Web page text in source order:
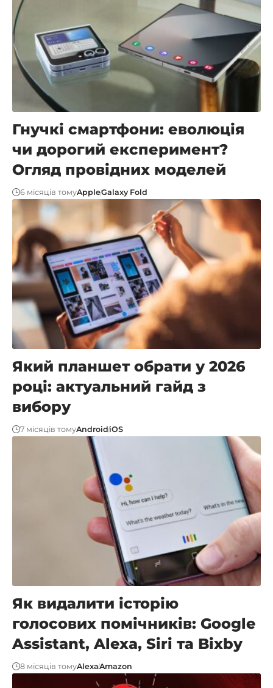
Гнучкі смартфони: еволюція
чи дорогий експеримент?
Огляд провідних моделей
6 місяців томуAppleGalaxy Fold
Який планшет обрати у 2026
році: актуальний гайд з
вибору
7 місяців томуAndroidiOS
Як видалити історію
голосових помічників: Google
Assistant, Alexa, Siri та Bixby
8 місяців томуAlexaAmazon